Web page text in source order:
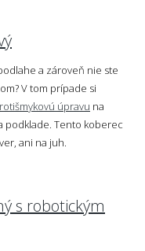
a zároveň nie ste
V tom prípade si
úpravu na
podklade. Tento koberec
ani na juh.
s robotickým